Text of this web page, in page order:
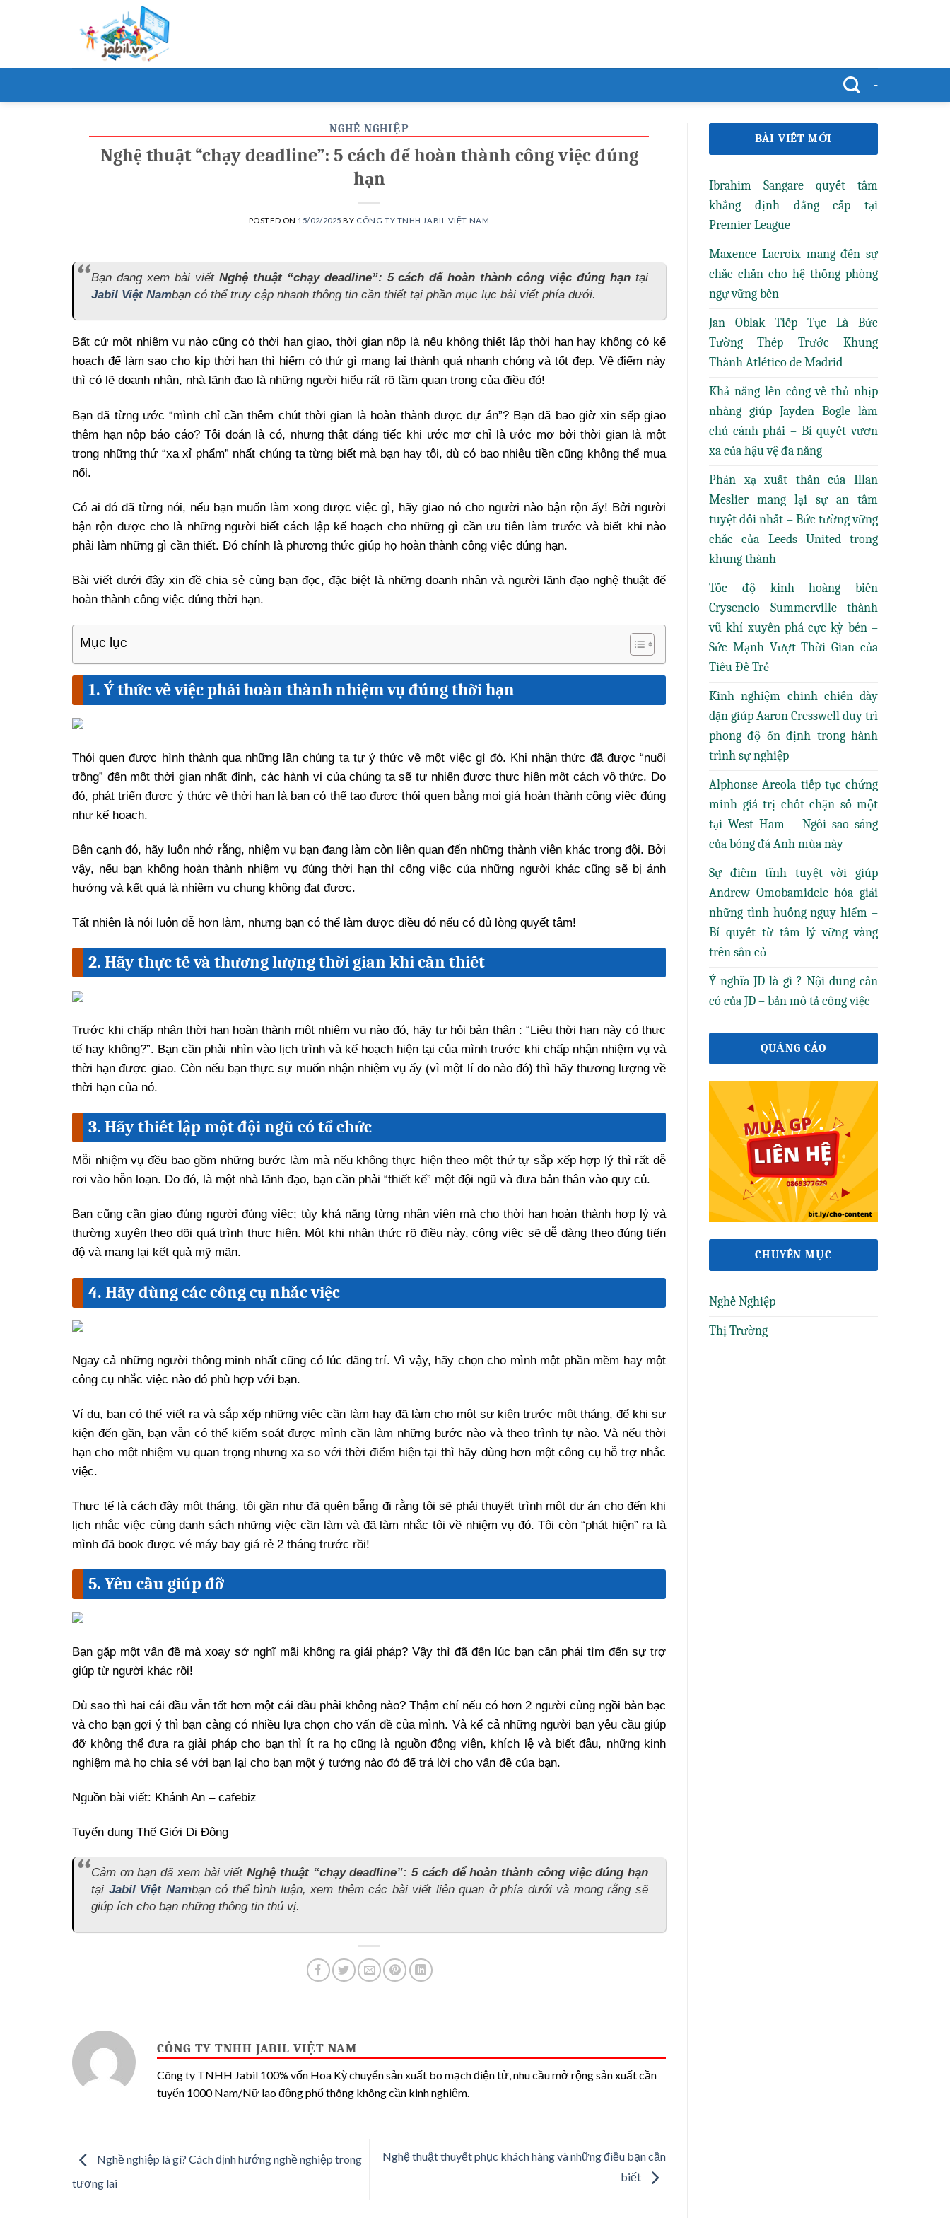
-
NGHỀ NGHIỆP
Nghệ thuật “chạy deadline”: 5 cách để hoàn thành công việc đúng
hạn
POSTED ON 15/02/2025 BY CÔNG TY TNHH JABIL VIỆT NAM
Bạn đang xem bài viết Nghệ thuật “chạy deadline”: 5 cách để hoàn thành công việc đúng hạn tại
Jabil Việt Nambạn có thể truy cập nhanh thông tin cần thiết tại phần mục lục bài viết phía dưới.
Bất cứ một nhiệm vụ nào cũng có thời hạn giao, thời gian nộp là nếu không thiết lập thời hạn hay không có kế
hoạch để làm sao cho kịp thời hạn thì hiếm có thứ gì mang lại thành quả nhanh chóng và tốt đẹp. Về điểm này
thì có lẽ doanh nhân, nhà lãnh đạo là những người hiểu rất rõ tầm quan trọng của điều đó!
Bạn đã từng ước “mình chỉ cần thêm chút thời gian là hoàn thành được dự án”? Bạn đã bao giờ xin sếp giao
thêm hạn nộp báo cáo? Tôi đoán là có, nhưng thật đáng tiếc khi ước mơ chỉ là ước mơ bởi thời gian là một
trong những thứ “xa xỉ phẩm” nhất chúng ta từng biết mà bạn hay tôi, dù có bao nhiêu tiền cũng không thể mua
nổi.
Có ai đó đã từng nói, nếu bạn muốn làm xong được việc gì, hãy giao nó cho người nào bận rộn ấy! Bởi người
bận rộn được cho là những người biết cách lập kế hoạch cho những gì cần ưu tiên làm trước và biết khi nào
phải làm những gì cần thiết. Đó chính là phương thức giúp họ hoàn thành công việc đúng hạn.
Bài viết dưới đây xin đề chia sẻ cùng bạn đọc, đặc biệt là những doanh nhân và người lãnh đạo nghệ thuật để
hoàn thành công việc đúng thời hạn.
Mục lục
1. Ý thức về việc phải hoàn thành nhiệm vụ đúng thời hạn
Thói quen được hình thành qua những lần chúng ta tự ý thức về một việc gì đó. Khi nhận thức đã được “nuôi
trồng” đến một thời gian nhất định, các hành vi của chúng ta sẽ tự nhiên được thực hiện một cách vô thức. Do
đó, phát triển được ý thức về thời hạn là bạn có thể tạo được thói quen bằng mọi giá hoàn thành công việc đúng
như kế hoạch.
Bên cạnh đó, hãy luôn nhớ rằng, nhiệm vụ bạn đang làm còn liên quan đến những thành viên khác trong đội. Bởi
vậy, nếu bạn không hoàn thành nhiệm vụ đúng thời hạn thì công việc của những người khác cũng sẽ bị ảnh
hưởng và kết quả là nhiệm vụ chung không đạt được.
Tất nhiên là nói luôn dễ hơn làm, nhưng bạn có thể làm được điều đó nếu có đủ lòng quyết tâm!
2. Hãy thực tế và thương lượng thời gian khi cần thiết
Trước khi chấp nhận thời hạn hoàn thành một nhiệm vụ nào đó, hãy tự hỏi bản thân : “Liệu thời hạn này có thực
tế hay không?”. Bạn cần phải nhìn vào lịch trình và kế hoạch hiện tại của mình trước khi chấp nhận nhiệm vụ và
thời hạn được giao. Còn nếu bạn thực sự muốn nhận nhiệm vụ ấy (vì một lí do nào đó) thì hãy thương lượng về
thời hạn của nó.
3. Hãy thiết lập một đội ngũ có tổ chức
Mỗi nhiệm vụ đều bao gồm những bước làm mà nếu không thực hiện theo một thứ tự sắp xếp hợp lý thì rất dễ
rơi vào hỗn loạn. Do đó, là một nhà lãnh đạo, bạn cần phải “thiết kế” một đội ngũ và đưa bản thân vào quy củ.
Bạn cũng cần giao đúng người đúng việc; tùy khả năng từng nhân viên mà cho thời hạn hoàn thành hợp lý và
thường xuyên theo dõi quá trình thực hiện. Một khi nhận thức rõ điều này, công việc sẽ dễ dàng theo đúng tiến
độ và mang lại kết quả mỹ mãn.
4. Hãy dùng các công cụ nhắc việc
Ngay cả những người thông minh nhất cũng có lúc đãng trí. Vì vậy, hãy chọn cho mình một phần mềm hay một
công cụ nhắc việc nào đó phù hợp với bạn.
Ví dụ, bạn có thể viết ra và sắp xếp những việc cần làm hay đã làm cho một sự kiện trước một tháng, để khi sự
kiện đến gần, bạn vẫn có thể kiểm soát được mình cần làm những bước nào và theo trình tự nào. Và nếu thời
hạn cho một nhiệm vụ quan trọng nhưng xa so với thời điểm hiện tại thì hãy dùng hơn một công cụ hỗ trợ nhắc
việc.
Thực tế là cách đây một tháng, tôi gần như đã quên bẵng đi rằng tôi sẽ phải thuyết trình một dự án cho đến khi
lịch nhắc việc cùng danh sách những việc cần làm và đã làm nhắc tôi về nhiệm vụ đó. Tôi còn “phát hiện” ra là
mình đã book được vé máy bay giá rẻ 2 tháng trước rồi!
5. Yêu cầu giúp đỡ
Bạn gặp một vấn đề mà xoay sở nghĩ mãi không ra giải pháp? Vậy thì đã đến lúc bạn cần phải tìm đến sự trợ
giúp từ người khác rồi!
Dù sao thì hai cái đầu vẫn tốt hơn một cái đầu phải không nào? Thậm chí nếu có hơn 2 người cùng ngồi bàn bạc
và cho bạn gợi ý thì bạn càng có nhiều lựa chọn cho vấn đề của mình. Và kể cả những người bạn yêu cầu giúp
đỡ không thể đưa ra giải pháp cho bạn thì ít ra họ cũng là nguồn động viên, khích lệ và biết đâu, những kinh
nghiệm mà họ chia sẻ với bạn lại cho bạn một ý tưởng nào đó để trả lời cho vấn đề của bạn.
Nguồn bài viết: Khánh An – cafebiz
Tuyển dụng Thế Giới Di Động
Cảm ơn bạn đã xem bài viếtNghệ thuật “chạy deadline”: 5 cách để hoàn thành công việc đúng hạn
tại Jabil Việt Nambạn có thể bình luận, xem thêm các bài viết liên quan ở phía dưới và mong rằng sẽ
giúp ích cho bạn những thông tin thú vị.
CÔNG TY TNHH JABIL VIỆT NAM
Công ty TNHH Jabil 100% vốn Hoa Kỳ chuyển sản xuất bo mạch điện tử, nhu cầu mở rộng sản xuất cần
tuyển 1000 Nam/Nữ lao động phổ thông không cần kinh nghiệm.
Nghề nghiệp là gì? Cách định hướng nghề nghiệp trong
tương lai
Nghệ thuật thuyết phục khách hàng và những điều bạn cần
biết
BÀI VIẾT MỚI
Ibrahim Sangare quyết tâm
khẳng định đẳng cấp tại
Premier League
Maxence Lacroix mang đến sự
chắc chắn cho hệ thống phòng
ngự vững bền
Jan Oblak Tiếp Tục Là Bức
Tường Thép Trước Khung
Thành Atlético de Madrid
Khả năng lên công về thủ nhịp
nhàng giúp Jayden Bogle làm
chủ cánh phải – Bí quyết vươn
xa của hậu vệ đa năng
Phản xạ xuất thần của Illan
Meslier mang lại sự an tâm
tuyệt đối nhất – Bức tường vững
chắc của Leeds United trong
khung thành
Tốc độ kinh hoàng biến
Crysencio Summerville thành
vũ khí xuyên phá cực kỳ bén –
Sức Mạnh Vượt Thời Gian của
Tiêu Đề Trẻ
Kinh nghiệm chinh chiến dày
dặn giúp Aaron Cresswell duy trì
phong độ ổn định trong hành
trình sự nghiệp
Alphonse Areola tiếp tục chứng
minh giá trị chốt chặn số một
tại West Ham – Ngôi sao sáng
của bóng đá Anh mùa này
Sự điềm tĩnh tuyệt vời giúp
Andrew Omobamidele hóa giải
những tình huống nguy hiểm –
Bí quyết từ tâm lý vững vàng
trên sân cỏ
Ý nghĩa JD là gì ? Nội dung cần
có của JD – bản mô tả công việc
QUẢNG CÁO
CHUYÊN MỤC
Nghề Nghiệp
Thị Trường